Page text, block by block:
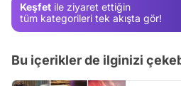
Keşfet ile ziyaret ettiğin
tüm kategorileri tek akışta gör!
Bu içerikler de ilginizi